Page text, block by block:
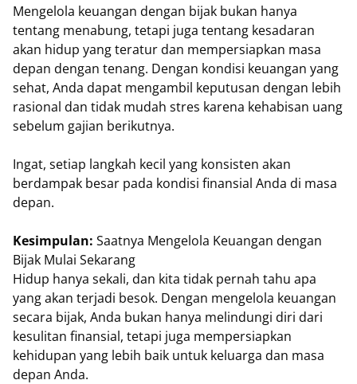
Mengelola keuangan dengan bijak bukan hanya
tentang menabung, tetapi juga tentang kesadaran
akan hidup yang teratur dan mempersiapkan masa
depan dengan tenang. Dengan kondisi keuangan yang
sehat, Anda dapat mengambil keputusan dengan lebih
rasional dan tidak mudah stres karena kehabisan uang
sebelum gajian berikutnya.
Ingat, setiap langkah kecil yang konsisten akan
berdampak besar pada kondisi finansial Anda di masa
depan.
Kesimpulan: Saatnya Mengelola Keuangan dengan
Bijak Mulai Sekarang
Hidup hanya sekali, dan kita tidak pernah tahu apa
yang akan terjadi besok. Dengan mengelola keuangan
secara bijak, Anda bukan hanya melindungi diri dari
kesulitan finansial, tetapi juga mempersiapkan
kehidupan yang lebih baik untuk keluarga dan masa
depan Anda.